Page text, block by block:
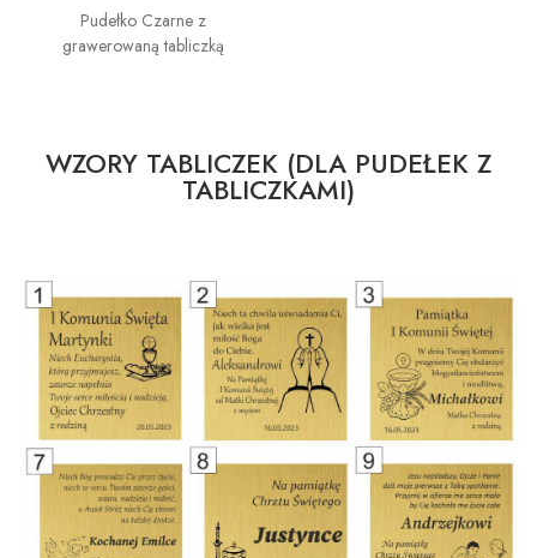
Pudełko Czarne z
grawerowaną tabliczką
WZORY TABLICZEK (DLA PUDEŁEK Z
TABLICZKAMI)